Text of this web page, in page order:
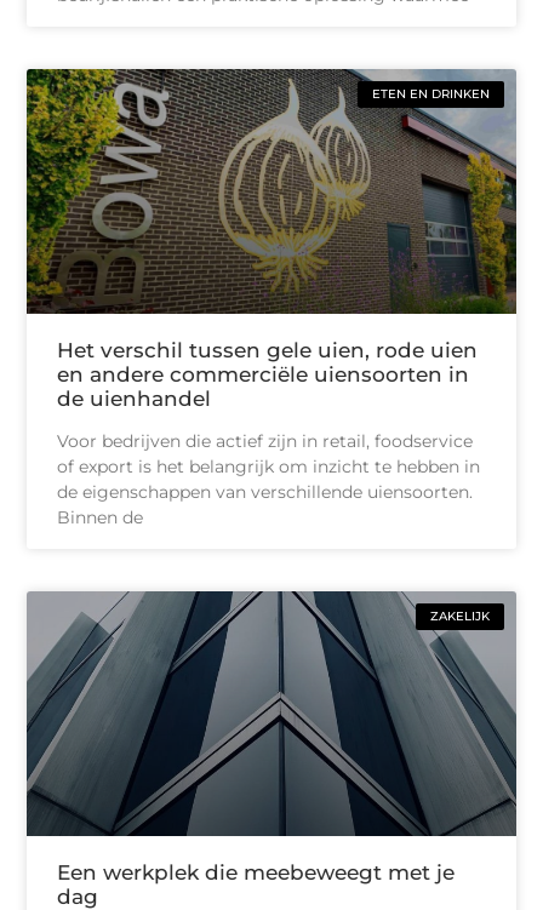
ETEN EN DRINKEN
Het verschil tussen gele uien, rode uien
en andere commerciële uiensoorten in
de uienhandel
Voor bedrijven die actief zijn in retail, foodservice
of export is het belangrijk om inzicht te hebben in
de eigenschappen van verschillende uiensoorten.
Binnen de
ZAKELIJK
Een werkplek die meebeweegt met je
dag